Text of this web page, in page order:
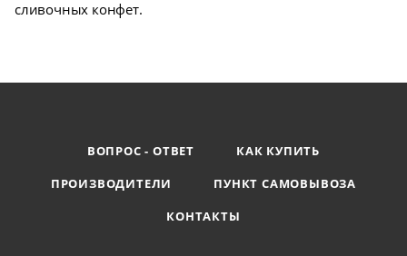
сливочных конфет.
ВОПРОС - ОТВЕТ
КАК КУПИТЬ
ПРОИЗВОДИТЕЛИ
ПУНКТ САМОВЫВОЗА
КОНТАКТЫ